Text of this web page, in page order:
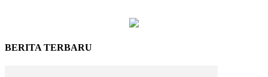
BERITA TERBARU